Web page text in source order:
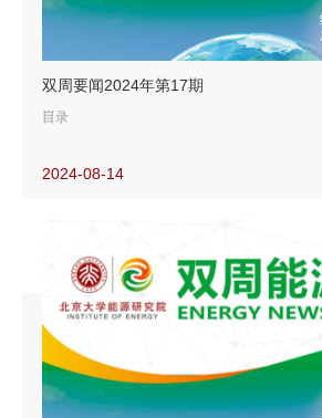
【油气要闻】
加纳拟打造西非炼油中心
雪佛龙利用新技术实现深水高压油田开发
美国大型科技公司竞购核电
真菌或可实现农业与脱碳的有机统一
双周要闻2024年第17期
目录
欧盟新增150万辆纯电动客车
欧洲投资银行与德意志银行联合支持风电制造业
全球可再生能源需求量将快速增长
【油气要闻】
2024-08-14